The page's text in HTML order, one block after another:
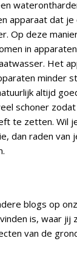
apparaat dat
Op deze
in
Het
minder
altijd
schoner
te zetten. Wil
dan raden van
blogs op
is, waar jij
van de